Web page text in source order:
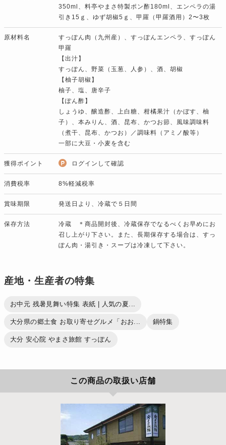
350ml、料亭やまさ特製ポン酢180ml、エンペラの湯
引き15ｇ、ゆず胡椒5ｇ、甲羅（甲羅酒用）2〜3枚
原材料名
すっぽん肉（九州産）、すっぽんエンペラ、すっぽん
甲羅
【出汁】
すっぽん、野菜（玉葱、人参）、酒、胡椒
【柚子胡椒】
柚子、塩、唐辛子
【ぽん酢】
しょうゆ、醸造酢、上白糖、柑橘果汁（かぼす、柚
子）、本みりん、酒、昆布、かつお節、風味調味料
（煮干、昆布、かつお）／調味料（アミノ酸等）
一部に大豆・小麦を含む
獲得ポイント ログインして確認
消費税率 8%軽減税率
賞味期限 発送日より、冷蔵で５日間
保存方法
冷蔵 ＊商品開封後、冷蔵保存でなるべくお早めにお
召し上がり下さい。また、長期保存する場合は、すっ
ぽん肉・湯引き・スープは冷凍して下さい。
産地・生産者の特集
お中元 残暑見舞い特集 表紙 | 人気の夏...
大分県の郷土食 お取り寄せグルメ「おお... 鍋特集
大分 安心院 やまさ旅館 すっぽん
この商品の取扱い店舗